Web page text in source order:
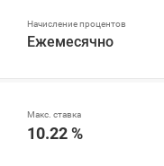
Ежемесячно
10.22 %